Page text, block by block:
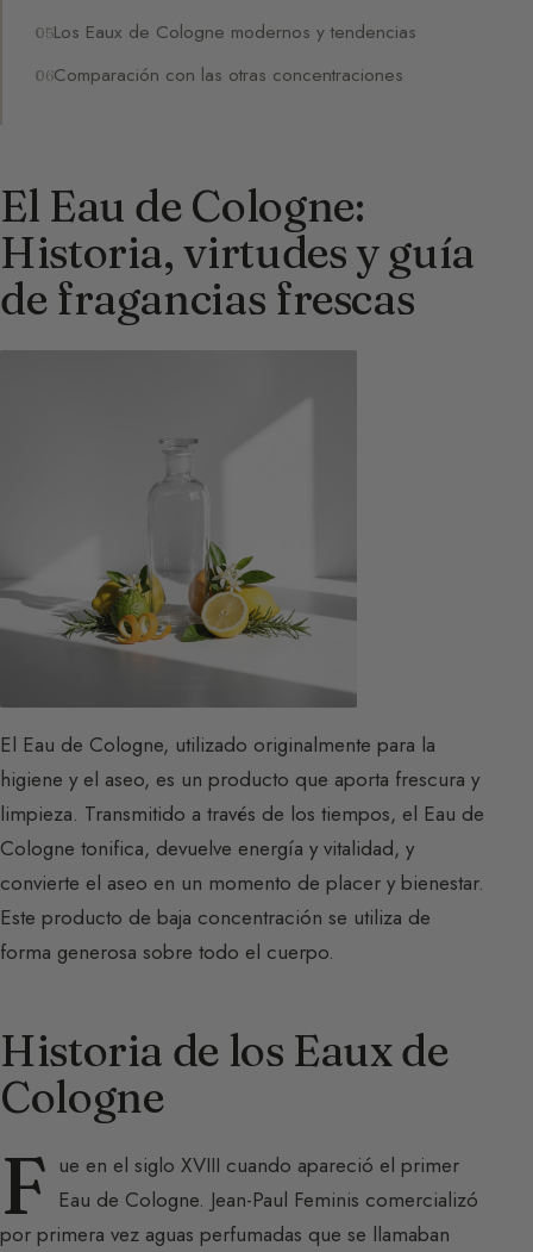
Los Eaux de Cologne modernos y tendencias
Comparación con las otras concentraciones
El Eau de Cologne:
Historia, virtudes y guía
de fragancias frescas
El Eau de Cologne, utilizado originalmente para la
higiene y el aseo, es un producto que aporta frescura y
limpieza. Transmitido a través de los tiempos, el Eau de
Cologne tonifica, devuelve energía y vitalidad, y
convierte el aseo en un momento de placer y bienestar.
Este producto de baja concentración se utiliza de
forma generosa sobre todo el cuerpo.
Historia de los Eaux de
Cologne
F ue en el siglo XVIII cuando apareció el primer
Eau de Cologne. Jean-Paul Feminis comercializó
por primera vez aguas perfumadas que se llamaban